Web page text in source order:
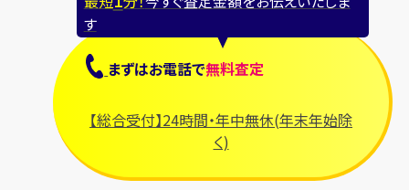
す
まずはお電話で無料査定
【総合受付】24時間・年中無休(年末年始除
く)